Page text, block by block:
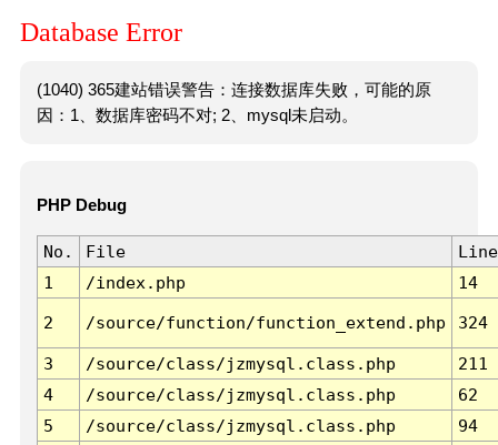
Database Error
(1040) 365建站错误警告：连接数据库失败，可能的原
因：1、数据库密码不对; 2、mysql未启动。
PHP Debug
No. File
Line
1
/index.php 14
2 /source/function/function_extend.php 324
3 /source/class/jzmysql.class.php
211
4
/source/class/jzmysql.class.php
62
5
/source/class/jzmysql.class.php
94